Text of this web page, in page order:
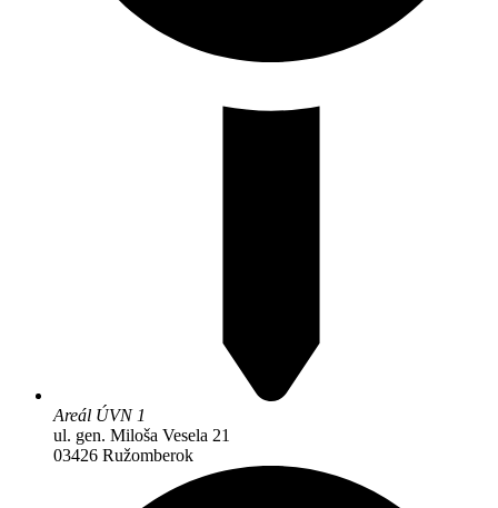
Areál ÚVN 1
ul. gen. Miloša Vesela 21
03426 Ružomberok